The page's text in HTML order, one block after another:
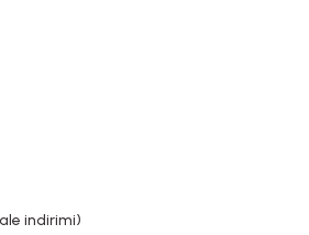
indirimi)